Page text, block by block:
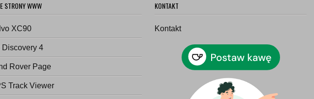
STRONY WWW
XC90
Discovery 4
Rover Page
Track Viewer
KONTAKT
Kontakt